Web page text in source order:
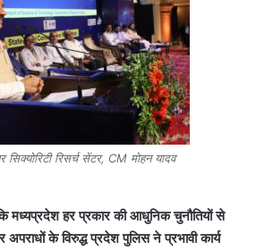
सिक्योरिटी रिसर्च सेंटर, CM मोहन यादव
मध्यप्रदेश हर प्रकार की आधुनिक चुनौतियों से
के विरुद्ध प्रदेश पुलिस ने प्रभावी कार्य